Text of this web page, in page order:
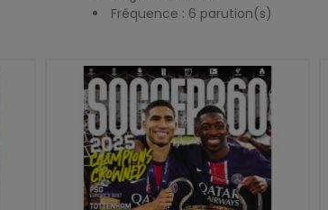
Fréquence : 6 parution(s)